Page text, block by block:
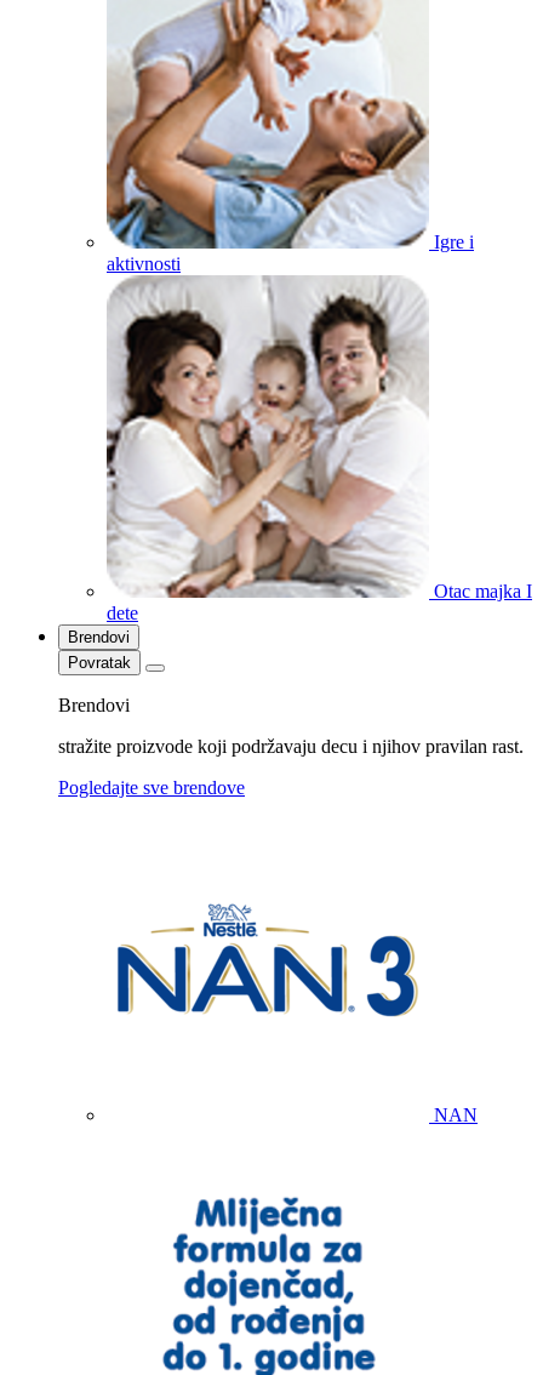
Igre i
aktivnosti
Otac majka I
dete
Brendovi
Povratak
Brendovi
stražite proizvode koji podržavaju decu i njihov pravilan rast.
Pogledajte sve brendove
NAN